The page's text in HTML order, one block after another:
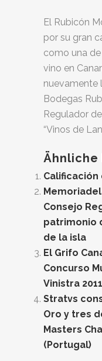
El Rubicón
por su gran
como una
vino en
nuevamente
Bodegas
Regulador
“Vinos de
Ähnliche
Calificación
Consejo
patrimonio
de la isla
El Grifo
Concurso
Vinistra
Stratvs
Oro y tres
Masters
(Portugal)